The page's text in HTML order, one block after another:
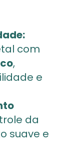
com
,
e
da
suave e